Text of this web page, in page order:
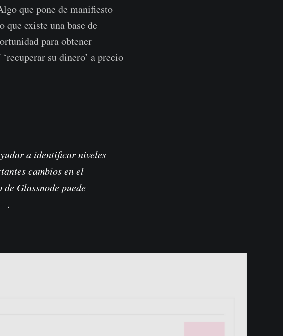
que pone de manifiesto
que existe una base de
para obtener
su dinero’ a precio
a identificar niveles
cambios en el
Glassnode puede
.